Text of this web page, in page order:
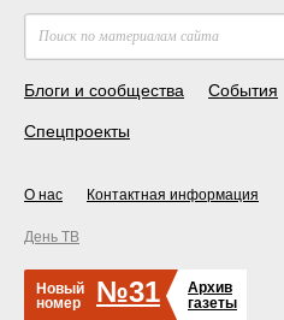
Блоги и сообщества События
Спецпроекты
О нас Контактная информация
День ТВ
Новый
номер
№31
Архив
газеты